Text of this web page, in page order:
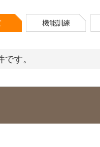
機能訓練
す。